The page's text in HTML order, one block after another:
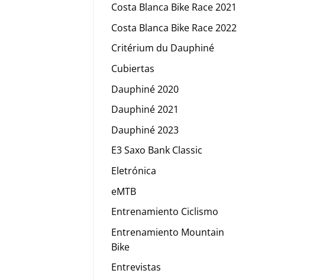
Costa Blanca Bike Race 2021
Costa Blanca Bike Race 2022
Critérium du Dauphiné
Cubiertas
Dauphiné 2020
Dauphiné 2021
Dauphiné 2023
E3 Saxo Bank Classic
Eletrónica
eMTB
Entrenamiento Ciclismo
Entrenamiento Mountain
Bike
Entrevistas